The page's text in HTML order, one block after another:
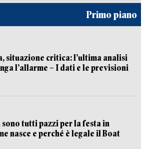
Primo piano
situazione critica: l’ultima analisi
l’allarme – I dati e le previsioni
sono tutti pazzi per la festa in
nasce e perché è legale il Boat